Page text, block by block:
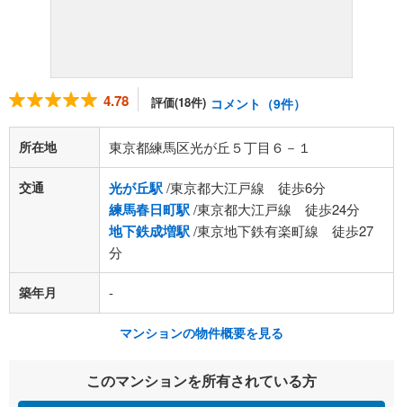
4.78 評価(18件) コメント（9件）
所在地 東京都練馬区光が丘５丁目６－１
交通 光が丘駅/東京都大江戸線 徒歩6分
練馬春日町駅/東京都大江戸線 徒歩24分
地下鉄成増駅/東京地下鉄有楽町線 徒歩27
分
築年月 -
マンションの物件概要を見る
このマンションを所有されている方